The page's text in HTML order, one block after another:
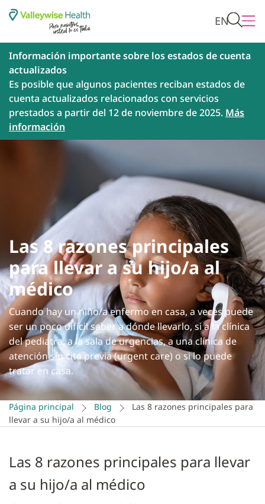
EN
Información importante sobre los estados de cuenta
actualizados
Es posible que algunos pacientes reciban estados de
cuenta actualizados relacionados con servicios
prestados a partir del 12 de noviembre de 2025. Más
información
Las 8 razones principales
para llevar a su hijo/a al
médico
Cuando hay un niño/a enfermo en casa, a veces puede
ser un poco difícil saber a dónde llevarlo, si a la clínica
del pediatra, a la sala de urgencias, a una clínica de
atención sin cita previa (urgent care) o si lo puede
tratar en casa.
Página principal Blog
Las 8 razones principales para
llevar a su hijo/a al médico
Las 8 razones principales para llevar
a su hijo/a al médico